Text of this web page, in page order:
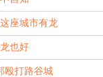
座城市有龙
也好
殴打路谷城